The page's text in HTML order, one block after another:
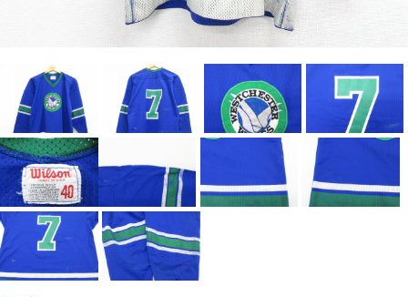
Search by Brand ブランドから探す
ラルフ ローレン ザ・ノース・フェイ
ス
チャンピオン
パタゴニア
カーハート ディッキーズ
アディダス
リーバイス